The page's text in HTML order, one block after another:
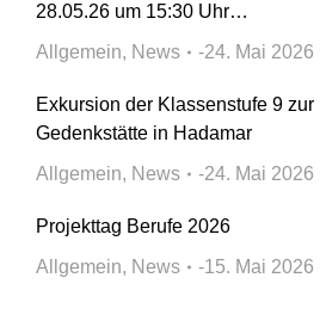
28.05.26 um 15:30 Uhr…
Allgemein, News 24. Mai 2026
Exkursion der Klassenstufe 9 zur
Gedenkstätte in Hadamar
Allgemein, News 24. Mai 2026
Projekttag Berufe 2026
Allgemein, News 15. Mai 2026